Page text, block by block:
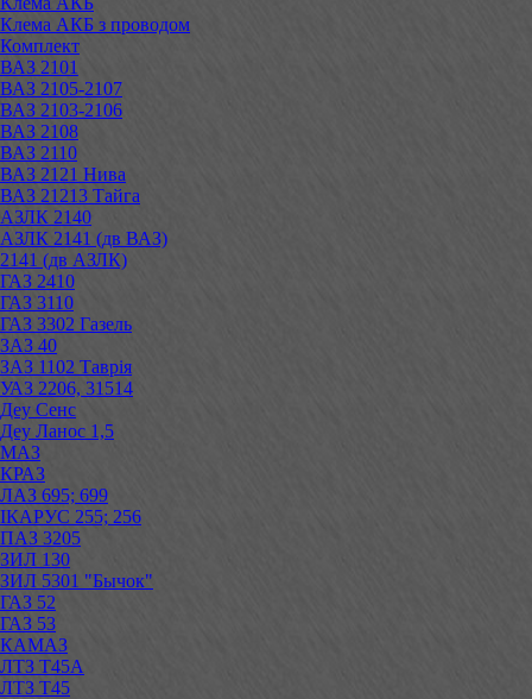
Клема АКБ з проводом
Комплект
ВАЗ 2101
ВАЗ 2105-2107
ВАЗ 2103-2106
ВАЗ 2108
ВАЗ 2110
ВАЗ 2121 Нива
ВАЗ 21213 Тайга
АЗЛК 2140
АЗЛК 2141 (дв ВАЗ)
2141 (дв АЗЛК)
ГАЗ 2410
ГАЗ 3110
ГАЗ 3302 Газель
ЗАЗ 40
ЗАЗ 1102 Таврія
УАЗ 2206, 31514
Деу Сенс
Деу Ланос 1,5
МАЗ
КРАЗ
ЛАЗ 695; 699
ІКАРУС 255; 256
ПАЗ 3205
ЗИЛ 130
ЗИЛ 5301 "Бычок"
ГАЗ 52
ГАЗ 53
КАМАЗ
ЛТЗ Т45А
ЛТЗ Т45